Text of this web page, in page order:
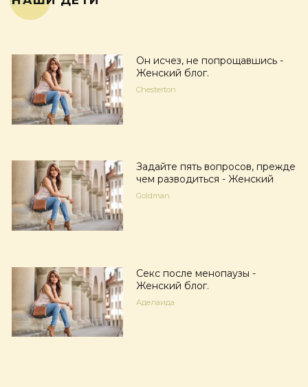
Он исчез, не попрощавшись -
Женский блог.
Chesterton
Задайте пять вопросов, прежде
чем разводиться - Женский
Goldman
Секс после менопаузы -
Женский блог.
Аделаида